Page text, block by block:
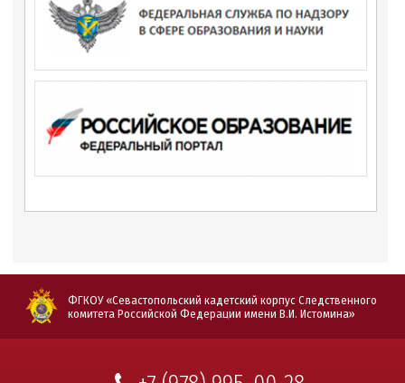
ФГКОУ «Севастопольский кадетский корпус Следственного
комитета Российской Федерации имени В.И. Истомина»